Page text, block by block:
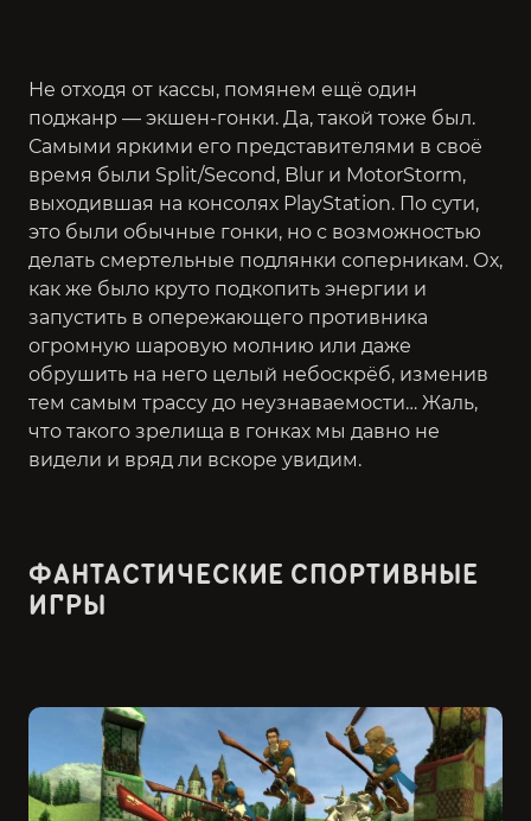
Не отходя от кассы, помянем ещё один
поджанр — экшен-гонки. Да, такой тоже был.
Самыми яркими его представителями в своё
время были Split/Second, Blur и MotorStorm,
выходившая на консолях PlayStation. По сути,
это были обычные гонки, но с возможностью
делать смертельные подлянки соперникам. Ох,
как же было круто подкопить энергии и
запустить в опережающего противника
огромную шаровую молнию или даже
обрушить на него целый небоскрёб, изменив
тем самым трассу до неузнаваемости… Жаль,
что такого зрелища в гонках мы давно не
видели и вряд ли вскоре увидим.
ФАНТАСТИЧЕСКИЕ СПОРТИВНЫЕ
ИГРЫ